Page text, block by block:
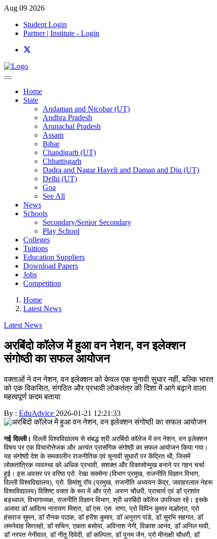
Aug 09 2026
Student Login
Partner | Institute - Login
Home
State
Andaman and Nicobar (UT)
Andhra Pradesh
Arunachal Pradesh
Assam
Bihar
Chandigarh (UT)
Chhattisgarh
Dadra and Nagar Haveli and Daman and Diu (UT)
Delhi (UT)
Goa
See All
News
Schools
Secondary/Senior Secondary
Play School
Colleges
Tuitions
Education Suppliers
Download Papers
Jobs
Competition
Home
Latest News
Latest News
अरबिंदो कॉलेज में हुआ वन नेशन, वन इलेक्शन
संगोष्ठी का सफल आयोजन
वक्ताओं ने वन नेशन, वन इलेक्शन को केवल एक चुनावी सुधार नहीं, बल्कि भारत
को एक विकसित, संगठित और प्रभावी लोकतंत्र की दिशा में आगे बढ़ाने वाला
महत्वपूर्ण कदम बताया
By : EduAdvice 2026-01-21 12:21:33
नई दिल्ली। दिल्ली विश्वविद्यालय से संबद्ध श्री अरबिंदो कॉलेज में वन नेशन, वन इलेक्शन
विषय पर एक विचारोत्तेजक और अत्यंत प्रासंगिक संगोष्ठी का सफल आयोजन किया गया।
यह संगोष्ठी देश के समकालीन राजनीतिक एवं चुनावी सुधारों पर केंद्रित थी, जिसमें
लोकतांत्रिक व्यवस्था को अधिक प्रभावी, सशक्त और विकासोन्मुख बनाने पर गहन चर्चा
हुई। इस अवसर पर वरिष्ठ प्रो. रेखा सक्सेना (विभाग प्रमुख, राजनीति विज्ञान विभाग,
दिल्ली विश्वविद्यालय), प्रो. हिमांशु रॉय (प्रमुख, राजनीति अध्ययन केंद्र, जवाहरलाल नेहरू
विश्वविद्यालय) विशिष्ट वक्ता के रूप में और प्रो. अरुण चौधरी, प्राचार्य एवं डॉ प्रशांत
बड़थ्वाल, विभागाध्यक्ष, राजनीति विज्ञान विभाग, श्री अरबिंदो कॉलेज उपस्थित रहे। इसके
अलावा डॉ आदित्य नारायण मिश्रा, डॉ एस. एस. राणा, प्रो विपिन कुमार मल्होत्रा, प्रो
हंसराज सुमन, डॉ रौनक पाठक, डॉ हरीश कुमार, डॉ अनुराग पांडे, डॉ सुरभि सहगल, डॉ
लमनेवाह सित्लहो, डॉ सचिन, एकता बसोया, अविनाश नेगी, विकाश आनंद, डॉ अनिल मावी,
डॉ नरपत नेनीवाल, डॉ नीतू दिवेदी, डॉ कल्पिता, डॉ पूनम जैन, प्रो मीनाक्षी चौधरी, डॉ